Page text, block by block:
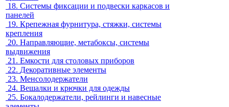
18. Системы фиксации и подвески каркасов и
панелей
19. Крепежная фурнитура, стяжки, системы
крепления
20. Направляющие, метабоксы, системы
выдвижения
21. Емкости для столовых приборов
22. Декоративные элементы
23. Менсолодержатели
24. Вешалки и крючки для одежды
25. Бокалодержатели, рейлинги и навесные